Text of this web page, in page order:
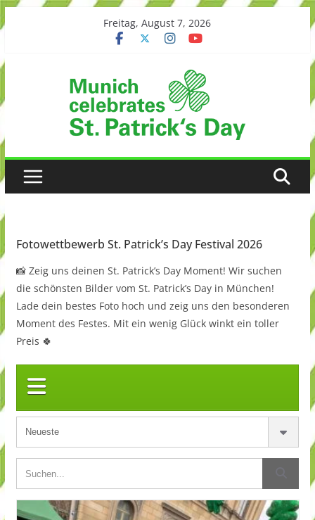
content
Freitag, August 7, 2026
Fotowettbewerb St. Patrick’s Day Festival 2026
📸 Zeig uns deinen St. Patrick’s Day Moment! Wir suchen
die schönsten Bilder vom St. Patrick’s Day in München!
Lade dein bestes Foto hoch und zeig uns den besonderen
Moment des Festes. Mit ein wenig Glück winkt ein toller
Preis 🍀